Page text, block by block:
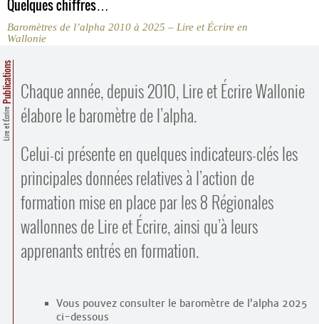
journaldelalpha.be
Comprendre et parler
Bienvenue en Belgique
Contacts
Trouver un lieu d’alphabétisation
Quelques chiffres…
Baromètres de l’alpha 2010 à 2025 – Lire et Écrire en
Wallonie
Lire et Écrire
Publications Chaque année, depuis 2010, Lire et Écrire Wallonie
élabore le baromètre de l’alpha.
Celui-ci présente en quelques indicateurs-clés les
principales données relatives à l’action de
formation mise en place par les 8 Régionales
wallonnes de Lire et Écrire, ainsi qu’à leurs
apprenants entrés en formation.
Vous pouvez consulter le baromètre de l’alpha 2025
ci-dessous